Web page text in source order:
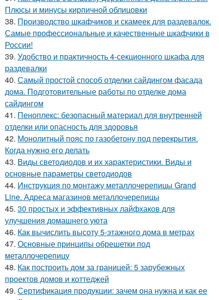
Плюсы и минусы кирпичной облицовки
38. Производство шкафчиков и скамеек для раздевалок.
Самые профессиональные и качественные шкафчики в
России!
39. Удобство и практичность 4-секционного шкафа для
раздевалки
40. Самый простой способ отделки сайдингом фасада
дома. Подготовительные работы по отделке дома
сайдингом
41. Пеноплекс: безопасный материал для внутренней
отделки или опасность для здоровья
42. Монолитный пояс по газобетону под перекрытия.
Когда нужно его делать
43. Виды светодиодов и их характеристики. Виды и
основные параметры светодиодов
44. Инструкция по монтажу металлочерепицы Grand
Line. Адреса магазинов металлочерепицы
45. 30 простых и эффективных лайфхаков для
улучшения домашнего уюта
46. Как вычислить высоту 5-этажного дома в метрах
47. Основные принципы обрешетки под
металлочерепицу
48. Как построить дом за границей: 5 зарубежных
проектов домов и коттеджей
49. Сертификация продукции: зачем она нужна и как ее